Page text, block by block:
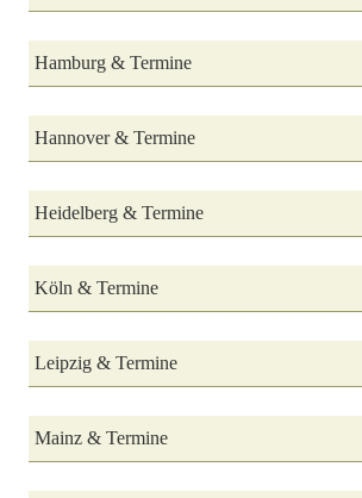
Hamburg & Termine
Hannover & Termine
Heidelberg & Termine
Köln & Termine
Leipzig & Termine
Mainz & Termine